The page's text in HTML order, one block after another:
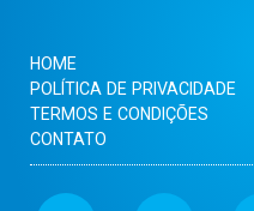
HOME
POLÍTICA DE PRIVACIDADE
TERMOS E CONDIÇÕES
CONTATO